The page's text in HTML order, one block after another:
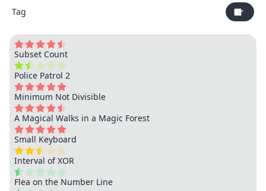
Subset Count
Police Patrol 2
Minimum Not Divisible
A Magical Walks in a Magic Forest
Small Keyboard
Interval of XOR
Flea on the Number Line
Tag